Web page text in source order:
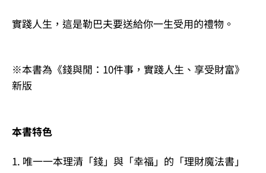
實踐人生，這是勒巴夫要送給你一生受用的禮物。
※本書為《錢與閒：10件事，實踐人生、享受財富》
新版
本書特色
1. 唯一一本理清「錢」與「幸福」的「理財魔法書」